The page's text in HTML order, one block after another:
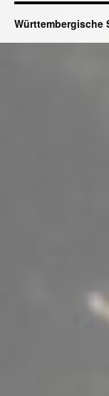
Württembergische